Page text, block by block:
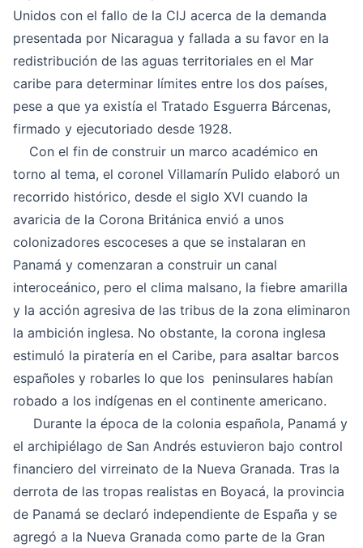
Unidos con el fallo de la CIJ acerca de la demanda
presentada por Nicaragua y fallada a su favor en la
redistribución de las aguas territoriales en el Mar
caribe para determinar límites entre los dos países,
pese a que ya existía el Tratado Esguerra Bárcenas,
firmado y ejecutoriado desde 1928.
Con el fin de construir un marco académico en
torno al tema, el coronel Villamarín Pulido elaboró un
recorrido histórico, desde el siglo XVI cuando la
avaricia de la Corona Británica envió a unos
colonizadores escoceses a que se instalaran en
Panamá y comenzaran a construir un canal
interoceánico, pero el clima malsano, la fiebre amarilla
y la acción agresiva de las tribus de la zona eliminaron
la ambición inglesa. No obstante, la corona inglesa
estimuló la piratería en el Caribe, para asaltar barcos
españoles y robarles lo que los peninsulares habían
robado a los indígenas en el continente americano.
Durante la época de la colonia española, Panamá y
el archipiélago de San Andrés estuvieron bajo control
financiero del virreinato de la Nueva Granada. Tras la
derrota de las tropas realistas en Boyacá, la provincia
de Panamá se declaró independiente de España y se
agregó a la Nueva Granada como parte de la Gran